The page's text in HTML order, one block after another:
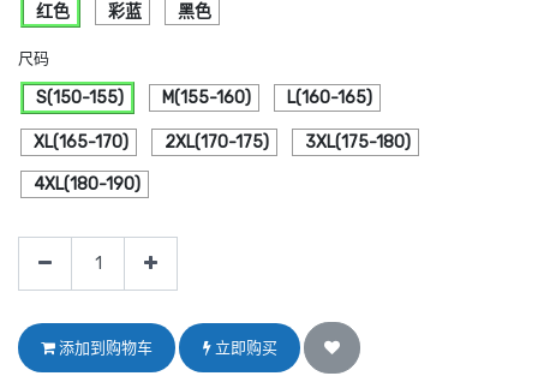
红色 彩蓝 黑色
尺码
S(150-155) M(155-160) L(160-165)
XL(165-170) 2XL(170-175) 3XL(175-180)
4XL(180-190)
添加到购物车 立即购买